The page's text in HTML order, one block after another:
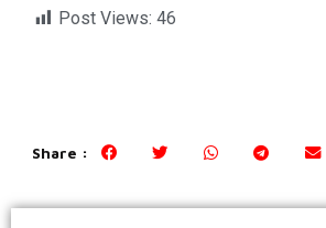
Post Views: 46
Share :